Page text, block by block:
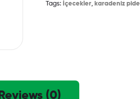
Tags: İçecekler, karadeniz pide
Reviews (0)